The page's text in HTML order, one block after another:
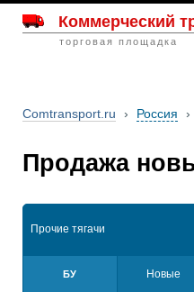
Коммерческий
торговая площадка
Comtransport.ru › Россия ›
Продажа
Прочие тягачи
БУ Новые